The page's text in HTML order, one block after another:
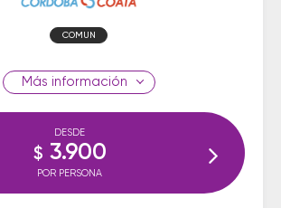
COMUN
información
DESDE
$ 3.900
POR PERSONA